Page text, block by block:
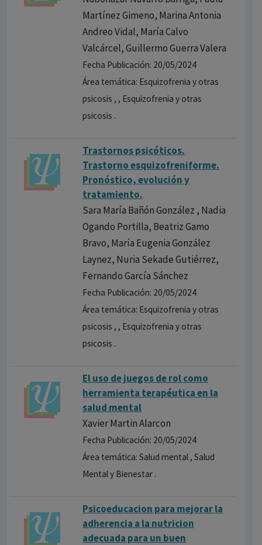
Martínez Gimeno, Marina Antonia
Andreo Vidal, María Calvo
Valcárcel, Guillermo Guerra Valera
Fecha Publicación: 20/05/2024
Área temática: Esquizofrenia y otras
psicosis , , Esquizofrenia y otras
psicosis .
Trastornos psicóticos.
Trastorno esquizofreniforme.
Pronóstico, evolución y
tratamiento.
Sara María Bañón González , Nadia
Ogando Portilla, Beatriz Gamo
Bravo, María Eugenia González
Laynez, Nuria Sekade Gutiérrez,
Fernando García Sánchez
Fecha Publicación: 20/05/2024
Área temática: Esquizofrenia y otras
psicosis , , Esquizofrenia y otras
psicosis .
El uso de juegos de rol como
herramienta terapéutica en la
salud mental
Xavier Martin Alarcon
Fecha Publicación: 20/05/2024
Área temática: Salud mental , Salud
Mental y Bienestar .
Psicoeducacion para mejorar la
adherencia a la nutricion
adecuada para un buen